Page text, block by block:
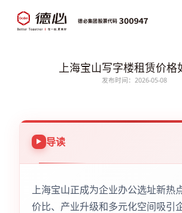
上海宝山写字楼租赁价格
发布时间：2026-05-08
导读
上海宝山正成为企业办公选址新热
价比、产业升级和多元化空间吸引企